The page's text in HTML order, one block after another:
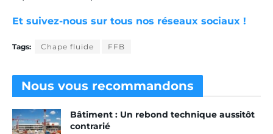
Et suivez-nous sur tous nos réseaux sociaux !
Tags: Chape fluide FFB
Nous vous recommandons
Bâtiment : Un rebond technique aussitôt
contrarié